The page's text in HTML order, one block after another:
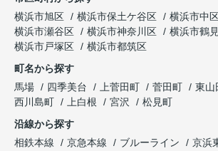
横浜市旭区
横浜市保土ケ谷区 横浜市中
横浜市瀬谷区
横浜市神奈川区 横浜市鶴
横浜市戸塚区
横浜市都筑区
町名から探す
馬場
四季美台 上菅田町 菅田町 東山
西川島町
上白根 宮沢
松見町
沿線から探す
相鉄本線
京急本線 ブルーライン
京浜